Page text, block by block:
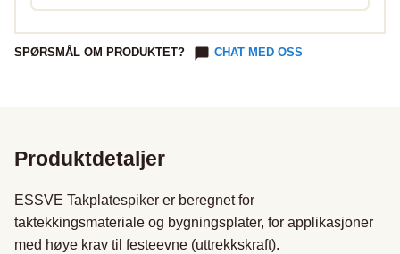
SPØRSMÅL OM PRODUKTET? CHAT MED OSS
Produktdetaljer
ESSVE Takplatespiker er beregnet for
taktekkingsmateriale og bygningsplater, for applikasjoner
med høye krav til festeevne (uttrekkskraft).